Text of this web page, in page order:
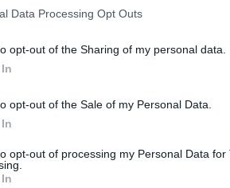
Data Processing Opt Outs
opt-out of the Sharing of my personal data.
opt-out of the Sale of my Personal Data.
opt-out of processing my Personal Data for